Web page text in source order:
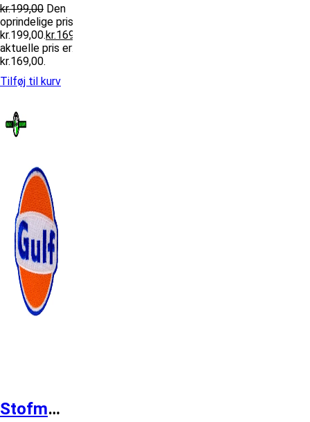
kr.199,00 Den
oprindelige pris var:
kr.199,00.kr.169,00
aktuelle pris er:
kr.169,00.
Tilføj til kurv
Stofmærke Ø67mm GULF